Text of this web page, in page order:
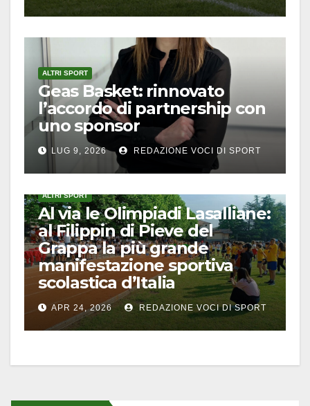
ALTRI SPORT
Geas Basket: rinnovato
l’accordo di partnership con
uno sponsor
LUG 9, 2026 REDAZIONE VOCI DI SPORT
ALTRI SPORT
Al via le Olimpiadi Lasalliane:
al Filippin di Pieve del
Grappa la più grande
manifestazione sportiva
scolastica d’Italia
APR 24, 2026 REDAZIONE VOCI DI SPORT